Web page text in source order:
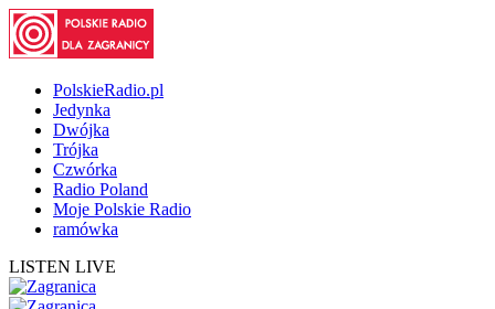
PolskieRadio.pl
Jedynka
Dwójka
Trójka
Czwórka
Radio Poland
Moje Polskie Radio
ramówka
LISTEN LIVE